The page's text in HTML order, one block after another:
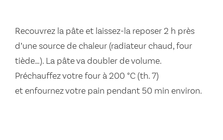
Recouvrez la pâte et laissez-la reposer 2 h près
d’une source de chaleur (radiateur chaud, four
tiède…). La pâte va doubler de volume.
Préchauffez votre four à 200 °C (th. 7)
et enfournez votre pain pendant 50 min environ.